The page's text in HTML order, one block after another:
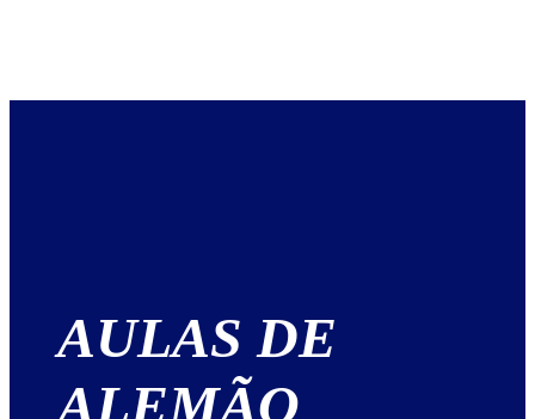
AULAS DE
ALEMÃO